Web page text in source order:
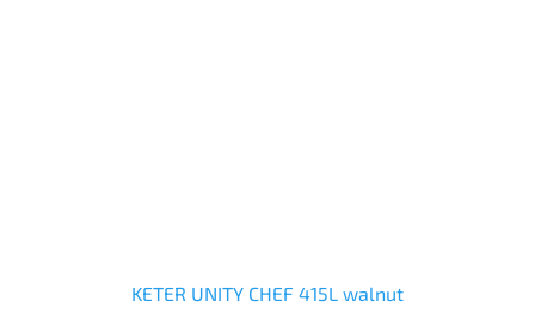
KETER UNITY CHEF 415L walnut